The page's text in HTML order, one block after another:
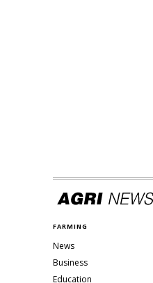
FARMING
News
Business
Education